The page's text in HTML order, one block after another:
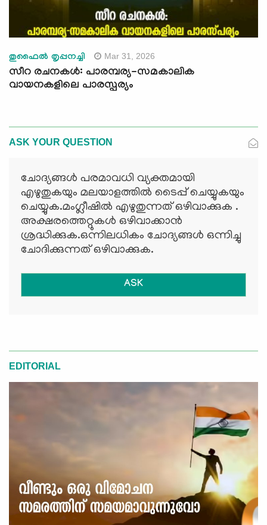
തുഫൈൽ തൃപ്പനച്ചി Mar 31, 2026
സീറ രചനകൾ: പാരമ്പര്യ-സമകാലിക
വായനകളിലെ പാരസ്പര്യം
ASK YOUR QUESTION
ചോദ്യങ്ങള്‍ പരമാവധി വ്യക്തമായി
എഴുതുകയും മലയാളത്തില്‍ ടൈപ്പ് ചെയ്യുകയും
ചെയ്യുക.മംഗ്ലീഷില്‍ എഴുതുന്നത് ഒഴിവാക്കുക .
അക്ഷരത്തെറ്റുകള്‍ ഒഴിവാക്കാന്‍
ശ്രദ്ധിക്കുക.ഒന്നിലധികം ചോദ്യങ്ങള്‍ ഒന്നിച്ചു
ചോദിക്കുന്നത് ഒഴിവാക്കുക.
ASK
EDITORIAL